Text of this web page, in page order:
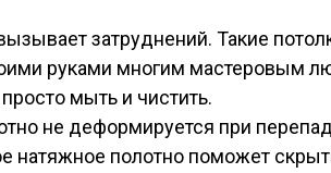
затруднений. Такие
руками многим мастеровым
мыть и чистить.
не деформируется при
натяжное полотно поможет